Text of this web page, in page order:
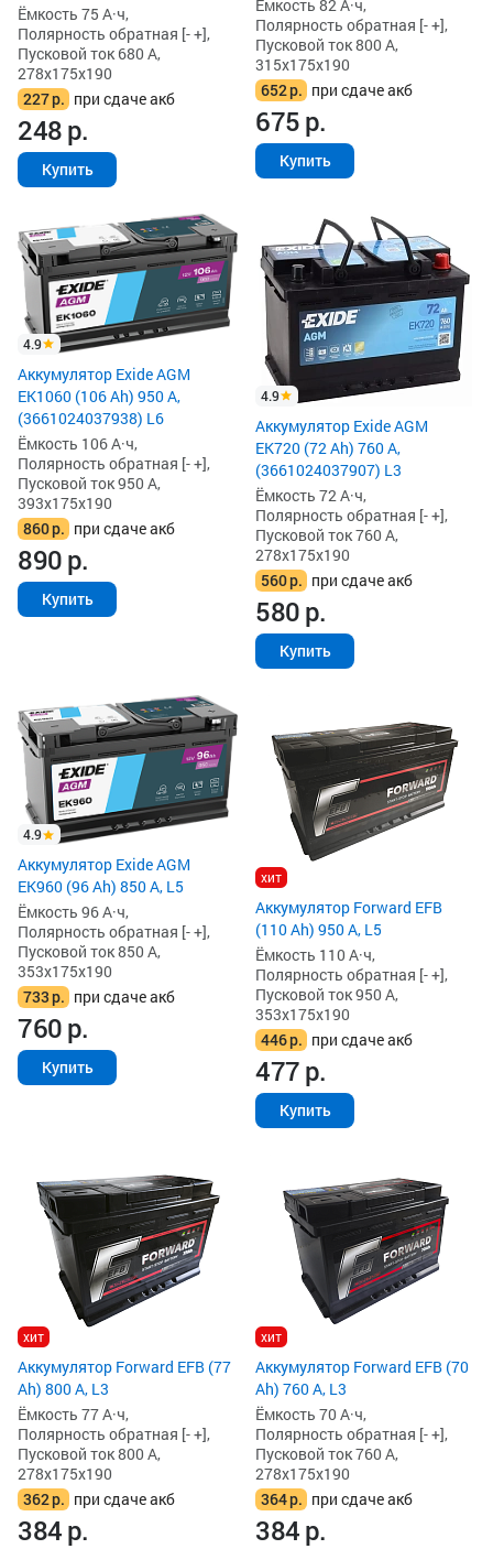
Ёмкость 75 А·ч,
Полярность обратная [- +],
Пусковой ток 680 А,
278x175x190
227р. при сдаче акб
248р.
Купить
Ёмкость 82 А·ч,
Полярность обратная [- +],
Пусковой ток 800 А,
315x175x190
652р. при сдаче акб
675р.
Купить
4.9
Аккумулятор Exide AGM
EK1060 (106 Ah) 950 А,
(3661024037938) L6
Ёмкость 106 А·ч,
Полярность обратная [- +],
Пусковой ток 950 А,
393x175x190
860р. при сдаче акб
890р.
Купить
4.9
Аккумулятор Exide AGM
EK720 (72 Ah) 760 А,
(3661024037907) L3
Ёмкость 72 А·ч,
Полярность обратная [- +],
Пусковой ток 760 А,
278x175x190
560р. при сдаче акб
580р.
Купить
4.9
Аккумулятор Exide AGM
EK960 (96 Ah) 850 А, L5
Ёмкость 96 А·ч,
Полярность обратная [- +],
Пусковой ток 850 А,
353x175x190
733р. при сдаче акб
760р.
Купить
хит
Аккумулятор Forward EFB
(110 Ah) 950 А, L5
Ёмкость 110 А·ч,
Полярность обратная [- +],
Пусковой ток 950 А,
353x175x190
446р. при сдаче акб
477р.
Купить
хит
Аккумулятор Forward EFB (77
Ah) 800 А, L3
Ёмкость 77 А·ч,
Полярность обратная [- +],
Пусковой ток 800 А,
278x175x190
362р. при сдаче акб
384р.
хит
Аккумулятор Forward EFB (70
Ah) 760 А, L3
Ёмкость 70 А·ч,
Полярность обратная [- +],
Пусковой ток 760 А,
278x175x190
364р. при сдаче акб
384р.